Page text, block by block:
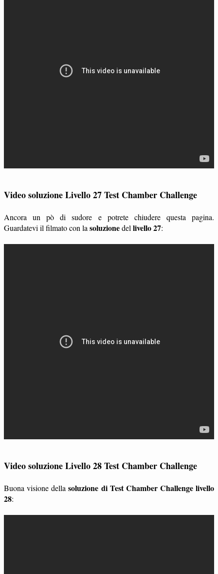
Video soluzione Livello 27 Test Chamber Challenge
Ancora un pò di sudore e potrete chiudere questa pagina.
Guardatevi il filmato con la soluzionedel livello 27:
Video soluzione Livello 28 Test Chamber Challenge
Buona visione dellasoluzione di Test Chamber Challenge livello
28: